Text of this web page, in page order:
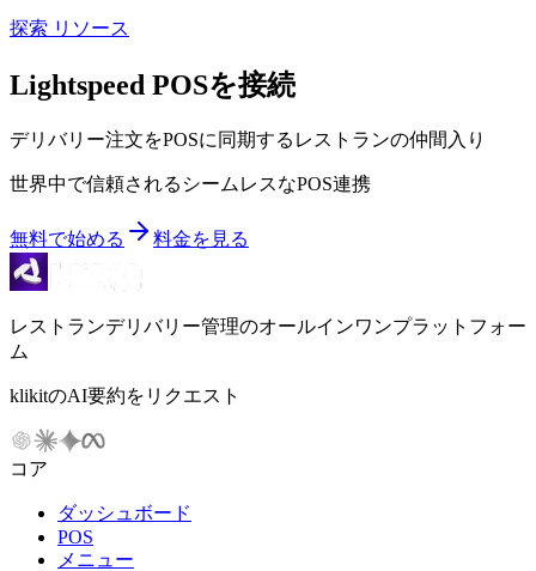
探索 リソース
Lightspeed POSを接続
デリバリー注文をPOSに同期するレストランの仲間入り
世界中で信頼されるシームレスなPOS連携
無料で始める 料金を見る
レストランデリバリー管理のオールインワンプラットフォー
ム
klikitのAI要約をリクエスト
コア
ダッシュボード
POS
メニュー